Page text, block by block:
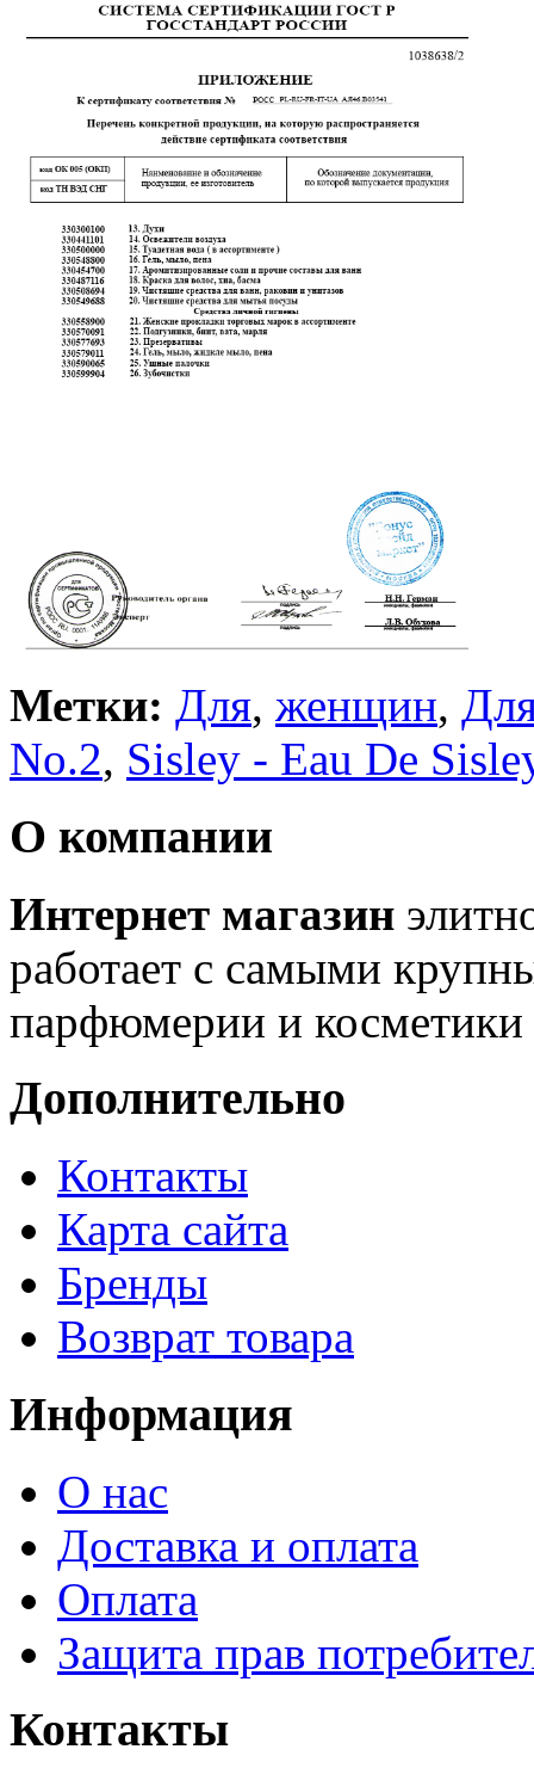
Метки: Для, женщин,
No.2, Sisley - Eau De
О компании
Интернет магазин
работает с самыми
парфюмерии и
Дополнительно
Контакты
Карта сайта
Бренды
Возврат товара
Информация
О нас
Доставка и оплата
Оплата
Защита прав
Контакты